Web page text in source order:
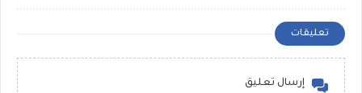
مستر حمادة حشيش
تعليقات
إرسال تعليق